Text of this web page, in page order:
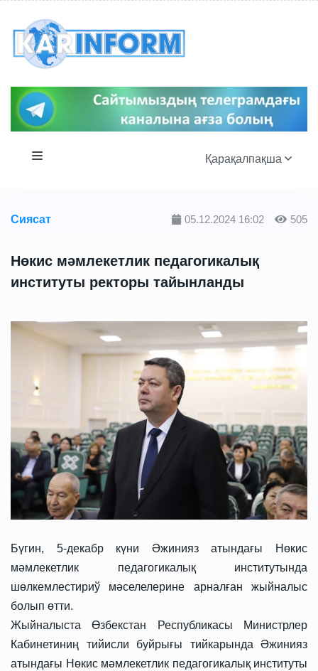
Қарақалпақша
Сиясат 05.12.2024 16:02 505
Нөкис мәмлекетлик педагогикалық
институты ректоры тайынланды
Бүгин, 5-декабр күни Әжинияз атындағы Нөкис
мәмлекетлик педагогикалық институтында
шөлкемлестириў мәселелерине арналған жыйналыс
болып өтти.
Жыйналыста Өзбекстан Республикасы Министрлер
Кабинетиниң тийисли буйрығы тийкарында Әжинияз
атындағы Нөкис мәмлекетлик педагогикалық институты